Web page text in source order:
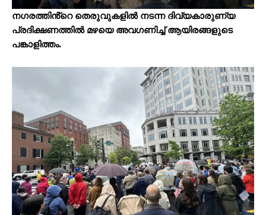
നഗരത്തിൻ്റെ തെരുവുകളില്‍ നടന്ന ദിവ്യകാരുണ്യ
പ്രദിക്ഷണത്തില്‍ മഴയെ അവഗണിച്ച് ആയിരങ്ങളുടെ
പങ്കാളിത്തം.